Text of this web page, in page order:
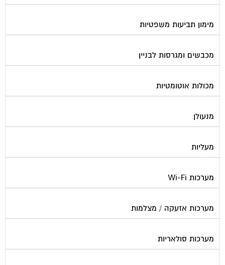
מימון תביעות משפטיות
מכבשים ומגרסות לבניין
מכולות אוטומטיות
מנעולן
מעליות
מערכות Wi-Fi
מערכות אזעקה / מצלמות
מערכות סולאריות